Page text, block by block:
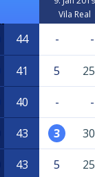
Vila Real
44 - -
41 5
40 - -
43 3
43 5